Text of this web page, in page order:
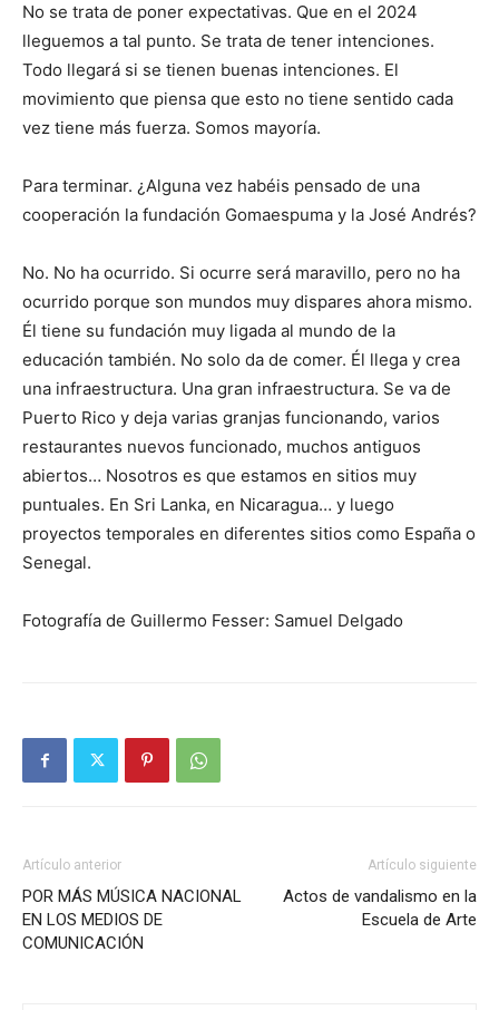
No se trata de poner expectativas. Que en el 2024
lleguemos a tal punto. Se trata de tener intenciones.
Todo llegará si se tienen buenas intenciones. El
movimiento que piensa que esto no tiene sentido cada
vez tiene más fuerza. Somos mayoría.
Para terminar. ¿Alguna vez habéis pensado de una
cooperación la fundación Gomaespuma y la José Andrés?
No. No ha ocurrido. Si ocurre será maravillo, pero no ha
ocurrido porque son mundos muy dispares ahora mismo.
Él tiene su fundación muy ligada al mundo de la
educación también. No solo da de comer. Él llega y crea
una infraestructura. Una gran infraestructura. Se va de
Puerto Rico y deja varias granjas funcionando, varios
restaurantes nuevos funcionado, muchos antiguos
abiertos… Nosotros es que estamos en sitios muy
puntuales. En Sri Lanka, en Nicaragua… y luego
proyectos temporales en diferentes sitios como España o
Senegal.
Fotografía de Guillermo Fesser: Samuel Delgado
Artículo anterior
POR MÁS MÚSICA NACIONAL
EN LOS MEDIOS DE
COMUNICACIÓN
Artículo siguiente
Actos de vandalismo en la
Escuela de Arte